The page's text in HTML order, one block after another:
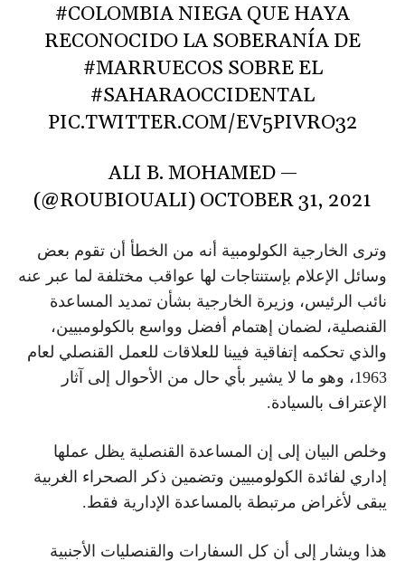
#COLOMBIANIEGA QUE HAYA
RECONOCIDO LA SOBERANÍA DE
#MARRUECOS SOBRE EL
#SAHARAOCCIDENTAL
PIC.TWITTER.COM/EV5PIVRO32
— ALI B. MOHAMED
(@ROUBIOUALI) OCTOBER 31, 2021
وترى الخارجية الكولومبية أنه من الخطأ أن تقوم بعض
وسائل الإعلام بإستنتاجات لها عواقب مختلفة لما عبر عنه
نائب الرئيس، وزيرة الخارجية بشأن تمديد المساعدة
القنصلية، لضمان إهتمام أفضل وواسع بالكولومبيين،
والذي تحكمه إتفاقية فيينا للعلاقات للعمل القنصلي لعام
1963، وهو ما لا يشير بأي حال من الأحوال إلى آثار
الإعتراف بالسيادة.
وخلص البيان إلى إن المساعدة القنصلية يظل عملها
إداري لفائدة الكولومبيين وتضمين ذكر الصحراء الغربية
يبقى لأغراض مرتبطة بالمساعدة الإدارية فقط.
هذا ويشار إلى أن كل السفارات والقنصليات الأجنبية